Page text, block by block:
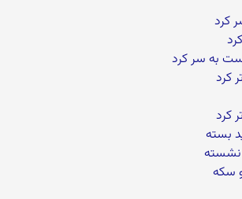
کرد
به سر کرد
کرد
کرد
بسته
و سکه